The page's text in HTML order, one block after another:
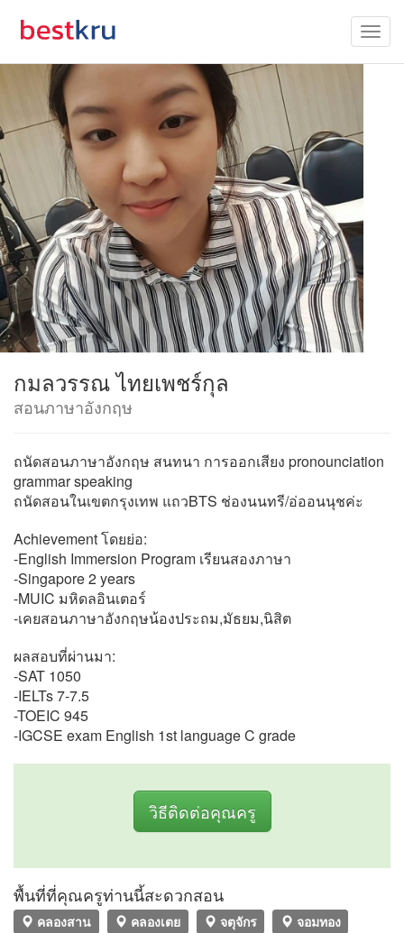
กมลวรรณ ไทยเพชร์กุล
สอนภาษาอังกฤษ
ถนัดสอนภาษาอังกฤษ สนทนา การออกเสียง pronounciation
grammar speaking
ถนัดสอนในเขตกรุงเทพ แถวBTS ช่องนนทรี/อ่ออนนุชค่ะ
Achievement โดยย่อ:
-English Immersion Program เรียนสองภาษา
-Singapore 2 years
-MUIC มหิดลอินเตอร์
-เคยสอนภาษาอังกฤษน้องประถม,มัธยม,นิสิต
ผลสอบที่ผ่านมา:
-SAT 1050
-IELTs 7-7.5
-TOEIC 945
-IGCSE exam English 1st language C grade
วิธีติดต่อคุณครู
พื้นที่ที่คุณครูท่านนี้สะดวกสอน
คลองสาน คลองเตย จตุจักร
จอมทอง